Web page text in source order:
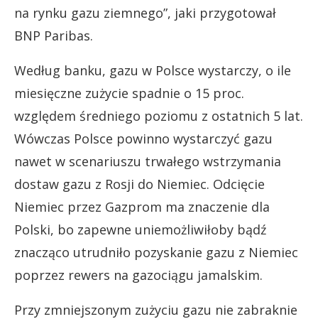
na rynku gazu ziemnego”, jaki przygotował
BNP Paribas.
Według banku, gazu w Polsce wystarczy, o ile
miesięczne zużycie spadnie o 15 proc.
względem średniego poziomu z ostatnich 5 lat.
Wówczas Polsce powinno wystarczyć gazu
nawet w scenariuszu trwałego wstrzymania
dostaw gazu z Rosji do Niemiec. Odcięcie
Niemiec przez Gazprom ma znaczenie dla
Polski, bo zapewne uniemożliwiłoby bądź
znacząco utrudniło pozyskanie gazu z Niemiec
poprzez rewers na gazociągu jamalskim.
Przy zmniejszonym zużyciu gazu nie zabraknie